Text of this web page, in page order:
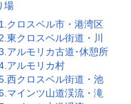
場
1.クロスベル市・港湾区
2.東クロスベル街道・川
アルモリカ古道･休憩所
アルモリカ村
西クロスベル街道・池
マインツ山道渓流・滝